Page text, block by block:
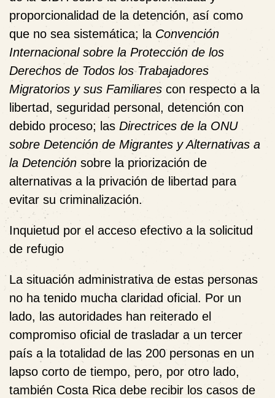
proporcionalidad de la detención, así como
que no sea sistemática; la Convención
Internacional sobre la Protección de los
Derechos de Todos los Trabajadores
Migratorios y sus Familiares con respecto a la
libertad, seguridad personal, detención con
debido proceso; las Directrices de la ONU
sobre Detención de Migrantes y Alternativas a
la Detención sobre la priorización de
alternativas a la privación de libertad para
evitar su criminalización.
Inquietud por el acceso efectivo a la solicitud
de refugio
La situación administrativa de estas personas
no ha tenido mucha claridad oficial. Por un
lado, las autoridades han reiterado el
compromiso oficial de trasladar a un tercer
país a la totalidad de las 200 personas en un
lapso corto de tiempo, pero, por otro lado,
también Costa Rica debe recibir los casos de